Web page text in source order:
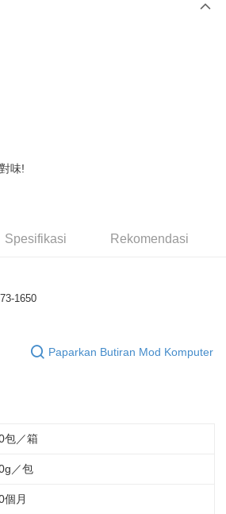
pembayaran selepas pengesahan SMS.
apabila pesanan disahkan. Produk akan
menerima pemberitahuan tolak aplikasi
pembayaran atau pemberitahuan tolak aplikasi
tempoh pembayaran adalah 14 hari. Walau
yang telah memuat turun Aplikasi AFTEE
dari masa kedai meminta pembayaran anda,
pembayaran anda sebelum anda menerima
percuma untuk pesanan
味!
Spesifikasi Rekomendasi
1650
Paparkan Butiran Mod Komputer
包／箱
／包
個月